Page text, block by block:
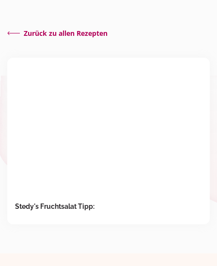
Zurück zu allen Rezepten
Stedy's Fruchtsalat Tipp: